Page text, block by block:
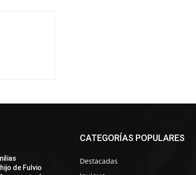
de Fulvio
CATEGORÍAS POPULARES
Destacadas